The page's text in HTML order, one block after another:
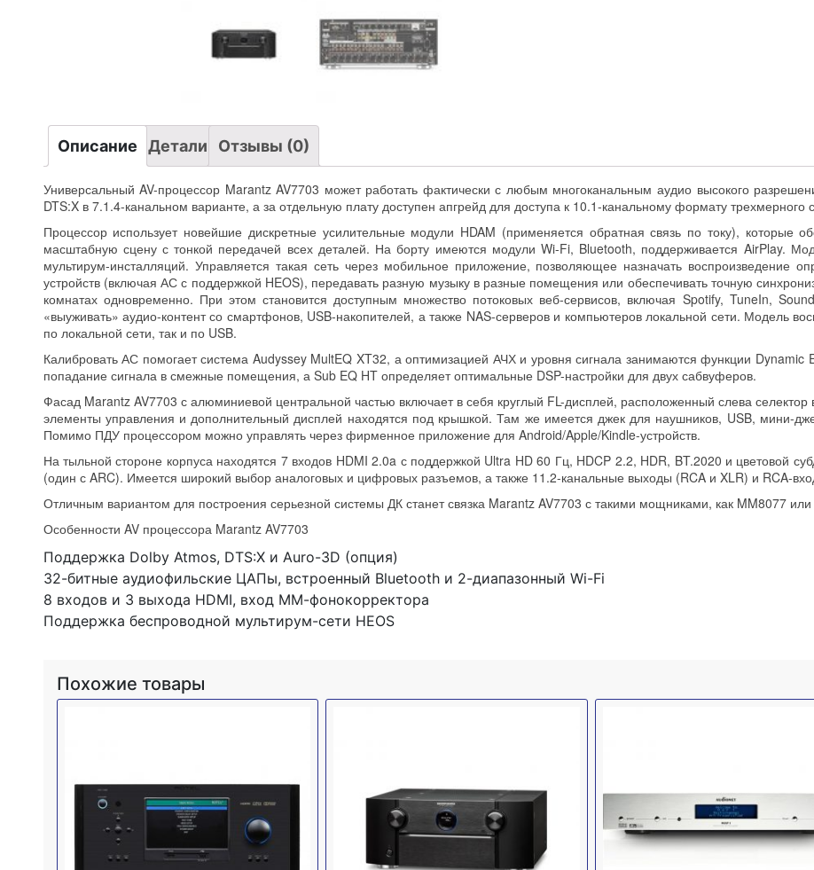
Описание Детали Отзывы (0)
Универсальный AV-процессор Marantz AV7703 может работать фактически с любым многоканальным аудио высокого
DTS:X в 7.1.4-канальном варианте, а за отдельную плату доступен апгрейд для доступа к 10.1-канальному формату трехмерного
Процессор использует новейшие дискретные усилительные модули HDAM (применяется обратная связь по току), которые
масштабную сцену с тонкой передачей всех деталей. На борту имеются модули Wi-Fi, Bluetooth, поддерживается AirPlay.
мультирум-инсталляций. Управляется такая сеть через мобильное приложение, позволяющее назначать воспроизведение
устройств (включая АС с поддержкой HEOS), передавать разную музыку в разные помещения или обеспечивать точную
комнатах одновременно. При этом становится доступным множество потоковых веб-сервисов, включая Spotify, TuneIn,
«выуживать» аудио-контент со смартфонов, USB-накопителей, а также NAS-серверов и компьютеров локальной сети. Модель
по локальной сети, так и по USB.
Калибровать АС помогает система Audyssey MultEQ XT32, а оптимизацией АЧХ и уровня сигнала занимаются функции
попадание сигнала в смежные помещения, а Sub EQ HT определяет оптимальные DSP-настройки для двух сабвуферов.
Фасад Marantz AV7703 с алюминиевой центральной частью включает в себя круглый FL-дисплей, расположенный слева селектор
элементы управления и дополнительный дисплей находятся под крышкой. Там же имеется джек для наушников, USB, мини-
Помимо ПДУ процессором можно управлять через фирменное приложение для Android/Apple/Kindle-устройств.
На тыльной стороне корпуса находятся 7 входов HDMI 2.0a с поддержкой Ultra HD 60 Гц, HDCP 2.2, HDR, BT.2020 и цветовой
(один с ARC). Имеется широкий выбор аналоговых и цифровых разъемов, а также 11.2-канальные выходы (RCA и XLR) и RCA-
Отличным вариантом для построения серьезной системы ДК станет связка Marantz AV7703 с такими мощниками, как MM8077
Особенности AV процессора Marantz AV7703
Поддержка Dolby Atmos, DTS:X и Auro-3D (опция)
32-битные аудиофильские ЦАПы, встроенный Bluetooth и 2-диапазонный Wi-Fi
8 входов и 3 выхода HDMI, вход ММ-фонокорректора
Поддержка беспроводной мультирум-сети HEOS
Похожие товары